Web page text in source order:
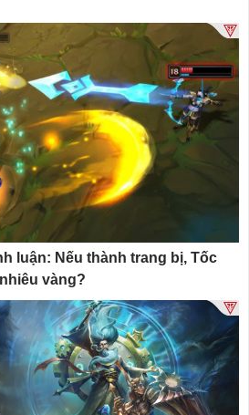
luận: Nếu thành trang bị, Tốc
vàng?